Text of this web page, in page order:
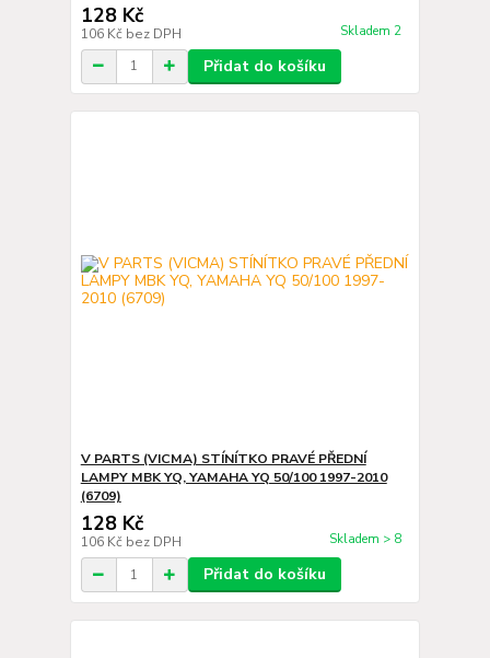
128 Kč
106 Kč bez DPH Skladem 2
Přidat do košíku
V PARTS (VICMA) STÍNÍTKO PRAVÉ PŘEDNÍ
LAMPY MBK YQ, YAMAHA YQ 50/100 1997-2010
(6709)
128 Kč
106 Kč bez DPH Skladem > 8
Přidat do košíku